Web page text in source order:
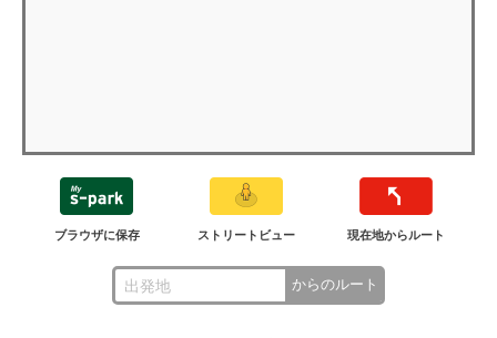
ブラウザに保存 ストリートビュー 現在地からルート
からのルート